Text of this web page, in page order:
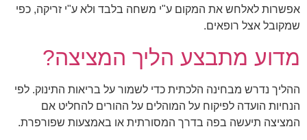
אפשרות לאלחש את המקום ע"י משחה בלבד ולא ע"י זריקה, כפי
שמקובל אצל רופאים.
מדוע מתבצע הליך המציצה?
ההליך נדרש מבחינה הלכתית כדי לשמור על בריאות התינוק. לפי
הנחיות הועדה לפיקוח על המוהלים על ההורים להחליט אם
המציצה תיעשה בפה בדרך המסורתית או באמצעות שפורפרת.